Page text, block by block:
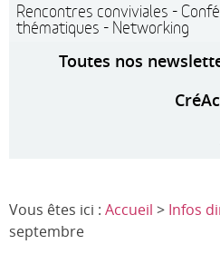
Rencontres conviviales -
thématiques - Networking
Toutes nos
Vous êtes ici : Accueil > Infos
septembre